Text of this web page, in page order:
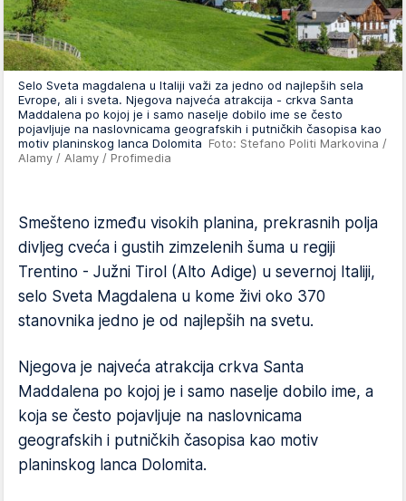
Selo Sveta magdalena u Italiji važi za jedno od najlepših sela
Evrope, ali i sveta. Njegova najveća atrakcija - crkva Santa
Maddalena po kojoj je i samo naselje dobilo ime se često
pojavljuje na naslovnicama geografskih i putničkih časopisa kao
motiv planinskog lanca Dolomita Foto: Stefano Politi Markovina /
Alamy / Alamy / Profimedia
Smešteno između visokih planina, prekrasnih polja
divljeg cveća i gustih zimzelenih šuma u regiji
Trentino - Južni Tirol (Alto Adige) u severnoj Italiji,
selo Sveta Magdalena u kome živi oko 370
stanovnika jedno je od najlepših na svetu.
Njegova je najveća atrakcija crkva Santa
Maddalena po kojoj je i samo naselje dobilo ime, a
koja se često pojavljuje na naslovnicama
geografskih i putničkih časopisa kao motiv
planinskog lanca Dolomita.